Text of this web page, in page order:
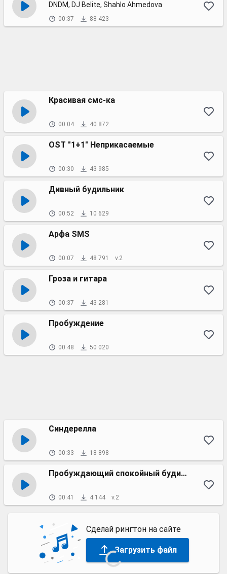
DNDM, DJ Belite, Shahlo Ahmedova
00:37 88 423
Красивая смс-ка
00:04 40 872
OST "1+1" Неприкасаемые
00:30 43 985
Дивный будильник
00:52 10 629
Арфа SMS
00:07 48 791 v.2
Гроза и гитара
00:37 43 281
Пробуждение
00:48 50 020
Синдерелла
00:33 18 898
Пробуждающий спокойный будильник
00:41 4 144 v.2
Сделай рингтон на сайте
Загрузить файл